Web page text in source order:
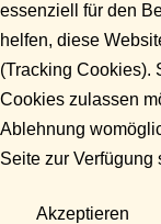
essenziell für den
helfen, diese
(Tracking Cookies).
Cookies zulassen
Ablehnung
Seite zur Verfügung
Akzeptieren